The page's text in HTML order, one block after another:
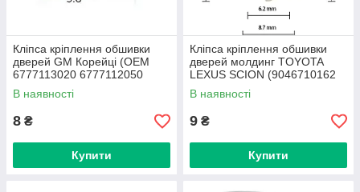
Кліпса кріплення обшивки
дверей GM Корейці (ОЕМ
6777113020 6777112050
95008221 30006620
94530670) (C0371)
В наявності
8 ₴
Купити
Кліпса кріплення обшивки
дверей молдинг TOYOTA
LEXUS SCION (9046710162
90467-10162 15824) (C0382)
В наявності
9 ₴
Купити